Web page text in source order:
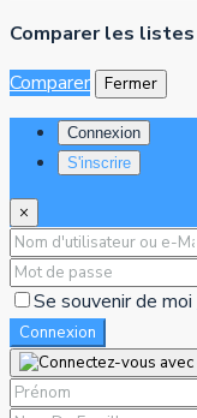
Comparer les listes
Comparer
Fermer
Connexion
S'inscrire
×
Se souvenir de moi
Connexion